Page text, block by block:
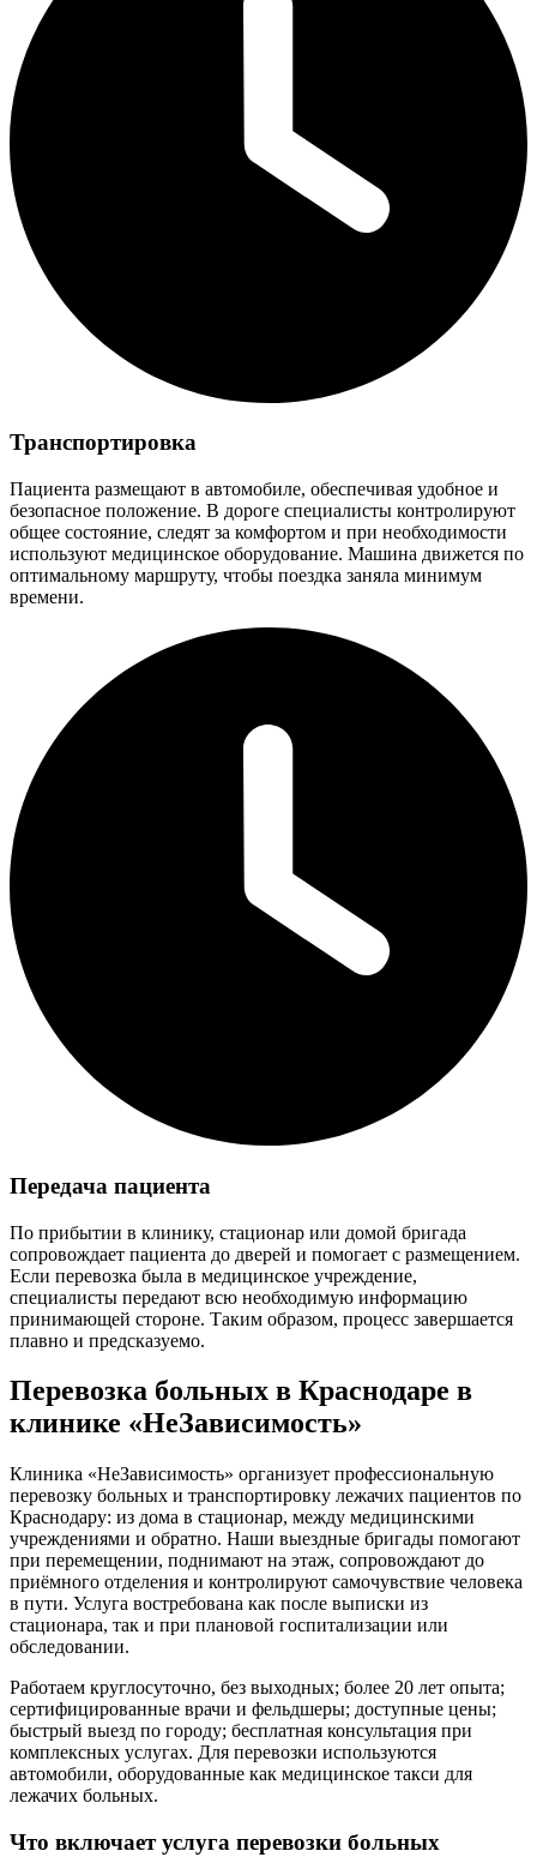
Транспортировка
Пациента размещают в автомобиле, обеспечивая удобное и
безопасное положение. В дороге специалисты контролируют
общее состояние, следят за комфортом и при необходимости
используют медицинское оборудование. Машина движется по
оптимальному маршруту, чтобы поездка заняла минимум
времени.
Передача пациента
По прибытии в клинику, стационар или домой бригада
сопровождает пациента до дверей и помогает с размещением.
Если перевозка была в медицинское учреждение,
специалисты передают всю необходимую информацию
принимающей стороне. Таким образом, процесс завершается
плавно и предсказуемо.
Перевозка больных в Краснодаре в
клинике «НеЗависимость»
Клиника «НеЗависимость» организует профессиональную
перевозку больных и транспортировку лежачих пациентов по
Краснодару: из дома в стационар, между медицинскими
учреждениями и обратно. Наши выездные бригады помогают
при перемещении, поднимают на этаж, сопровождают до
приёмного отделения и контролируют самочувствие человека
в пути. Услуга востребована как после выписки из
стационара, так и при плановой госпитализации или
обследовании.
Работаем круглосуточно, без выходных; более 20 лет опыта;
сертифицированные врачи и фельдшеры; доступные цены;
быстрый выезд по городу; бесплатная консультация при
комплексных услугах. Для перевозки используются
автомобили, оборудованные как медицинское такси для
лежачих больных.
Что включает услуга перевозки больных